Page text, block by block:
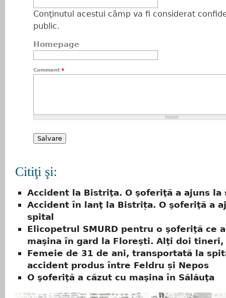
Conţinutul acestui câmp va fi considerat
public.
Homepage
Comment *
Citiţi şi:
Accident la Bistriţa. O şoferiţă a ajuns la
Accident în lanţ la Bistrița. O şoferiţă a
spital
Elicopetrul SMURD pentru o şoferiţă ce
maşina în gard la Floreşti. Alţi doi
Femeie de 31 de ani, transportată la
accident produs între Feldru și Nepos
O şoferiţă a căzut cu maşina în Sălăuţa